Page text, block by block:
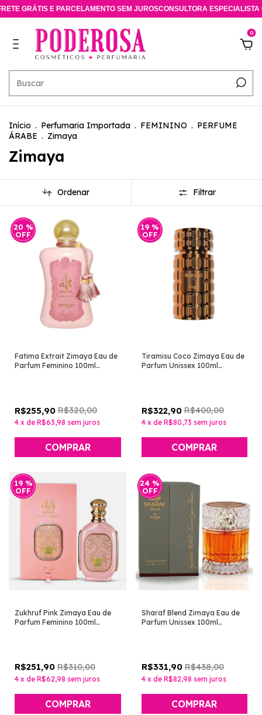
GRÁTIS E PARCELAMENTO SEM JUROSCONSULTORA ESPECIALISTA
0
Início . Perfumaria Importada . FEMININO . PERFUME
ÁRABE . Zimaya
Zimaya
Ordenar Filtrar
20 %
OFF
Fatima Extrait Zimaya Eau de
Parfum Feminino 100ml
R$255,90 R$320,00
4 x de R$63,98 sem juros
19 %
OFF
Tiramisu Coco Zimaya Eau de
Parfum Unissex 100ml
R$322,90 R$400,00
4 x de R$80,73 sem juros
19 %
OFF
Zukhruf Pink Zimaya Eau de
Parfum Feminino 100ml
R$251,90 R$310,00
4 x de R$62,98 sem juros
24 %
OFF
Sharaf Blend Zimaya Eau de
Parfum Unissex 100ml
R$331,90 R$438,00
4 x de R$82,98 sem juros